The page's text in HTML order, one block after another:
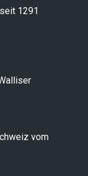
1291
vom